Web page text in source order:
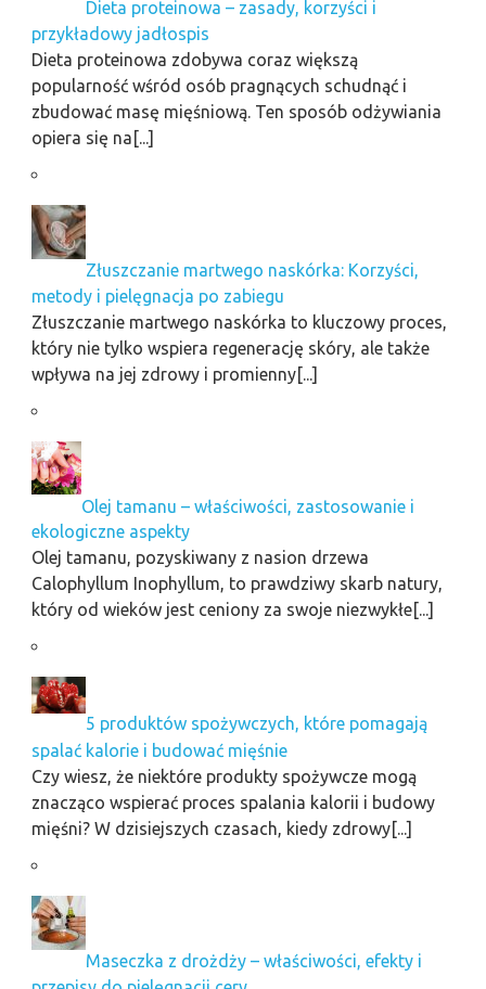
Dieta proteinowa – zasady, korzyści i
przykładowy jadłospis
Dieta proteinowa zdobywa coraz większą
popularność wśród osób pragnących schudnąć i
zbudować masę mięśniową. Ten sposób odżywiania
opiera się na[...]
Złuszczanie martwego naskórka: Korzyści,
metody i pielęgnacja po zabiegu
Złuszczanie martwego naskórka to kluczowy proces,
który nie tylko wspiera regenerację skóry, ale także
wpływa na jej zdrowy i promienny[...]
Olej tamanu – właściwości, zastosowanie i
ekologiczne aspekty
Olej tamanu, pozyskiwany z nasion drzewa
Calophyllum Inophyllum, to prawdziwy skarb natury,
który od wieków jest ceniony za swoje niezwykłe[...]
5 produktów spożywczych, które pomagają
spalać kalorie i budować mięśnie
Czy wiesz, że niektóre produkty spożywcze mogą
znacząco wspierać proces spalania kalorii i budowy
mięśni? W dzisiejszych czasach, kiedy zdrowy[...]
Maseczka z drożdży – właściwości, efekty i